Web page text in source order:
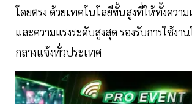
โดยตรง ด้วยเทคโนโลยีขั้นสูงที่ให้ทั้งความ
และความแรงระดับสูงสุด รองรับการใช้งา
กลางแจ้งทั่วประเทศ